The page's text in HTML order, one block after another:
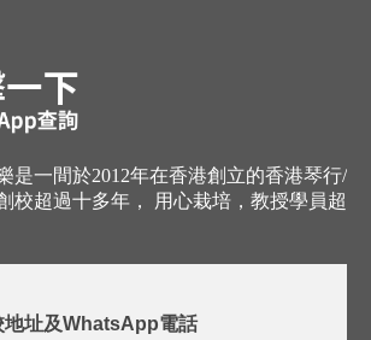
是一間於2012年在香港創立的香港琴行/
校超過十多年， 用心栽培，教授學員超
地址及WhatsApp電話